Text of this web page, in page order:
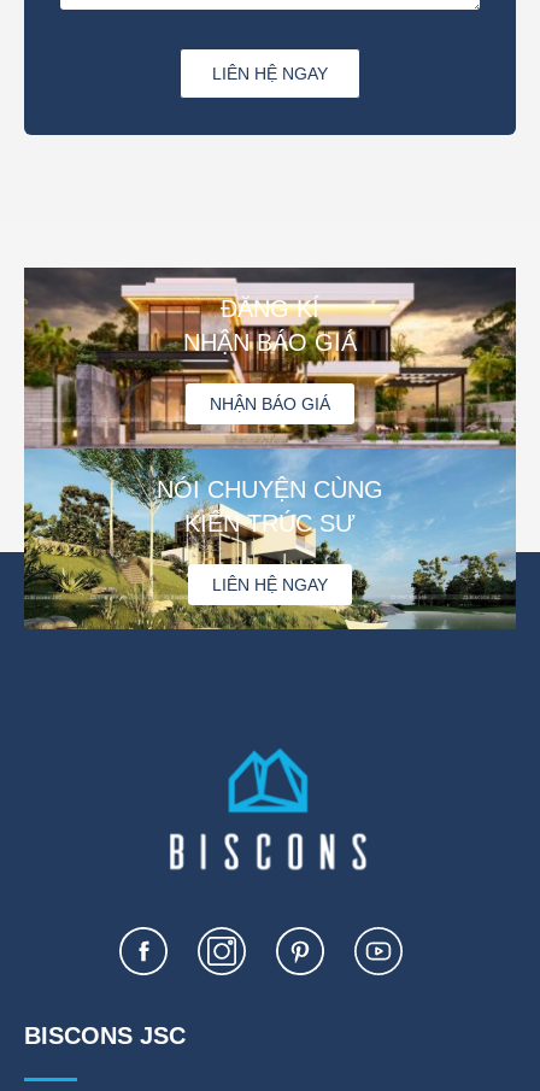
LIÊN HỆ NGAY
ĐĂNG KÍ
NHẬN BÁO GIÁ
NHẬN BÁO GIÁ
NÓI CHUYỆN CÙNG
KIẾN TRÚC SƯ
LIÊN HỆ NGAY
BISCONS JSC